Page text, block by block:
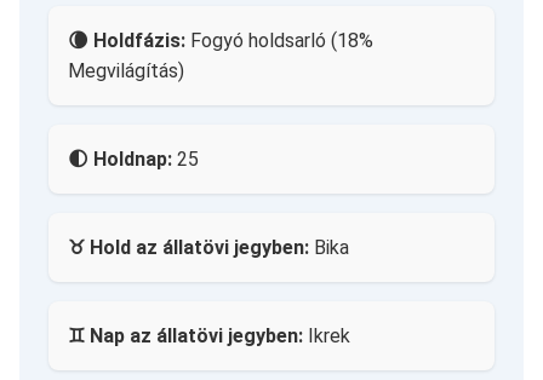
🌘 Holdfázis: Fogyó holdsarló (18%
Megvilágítás)
🌓 Holdnap: 25
♉ Hold az állatövi jegyben: Bika
♊ Nap az állatövi jegyben: Ikrek